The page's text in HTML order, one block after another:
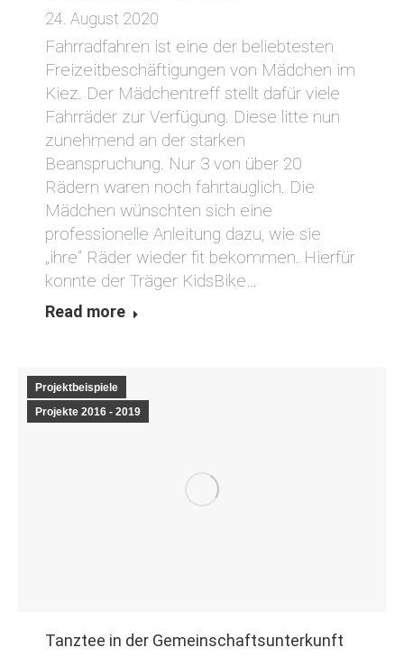
24. August 2020
Fahrradfahren ist eine der beliebtesten
Freizeitbeschäftigungen von Mädchen im
Kiez. Der Mädchentreff stellt dafür viele
Fahrräder zur Verfügung. Diese litte nun
zunehmend an der starken
Beanspruchung. Nur 3 von über 20
Rädern waren noch fahrtauglich. Die
Mädchen wünschten sich eine
professionelle Anleitung dazu, wie sie
„ihre“ Räder wieder fit bekommen. Hierfür
konnte der Träger KidsBike…
Read more
Projektbeispiele
Projekte 2016 - 2019
Tanztee in der Gemeinschaftsunterkunft